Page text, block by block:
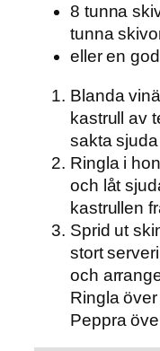
8 tunna
tunna
eller en
Blanda
kastrull av
sakta
Ringla i
och låt
kastrullen
Sprid ut
stort
och
Ringla
Peppra